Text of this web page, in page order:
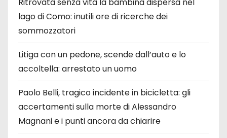
lago di Como: inutili ore di ricerche dei
sommozzatori
Litiga con un pedone, scende dall’auto e lo
accoltella: arrestato un uomo
Paolo Belli, tragico incidente in bicicletta: gli
accertamenti sulla morte di Alessandro
Magnani e i punti ancora da chiarire